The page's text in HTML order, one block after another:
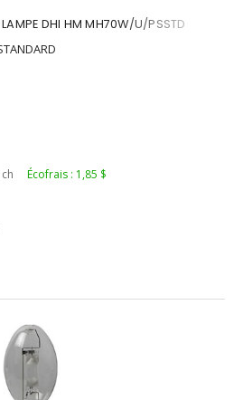
DHI HM MH70W/U/PSSTD
Écofrais : 1,85 $